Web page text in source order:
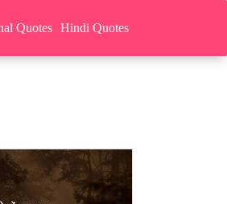
Quotes Hindi Quotes